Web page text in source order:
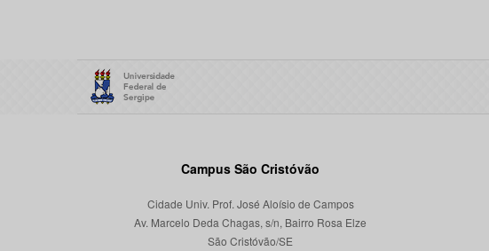
Campus São Cristóvão
Cidade Univ. Prof. José Aloísio de Campos
Av. Marcelo Deda Chagas, s/n, Bairro Rosa Elze
São Cristóvão/SE